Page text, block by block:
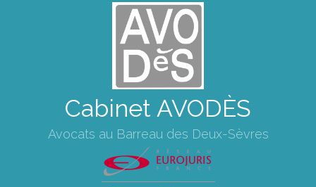
Cabinet AVODÈS
Avocats au Barreau des Deux-Sèvres